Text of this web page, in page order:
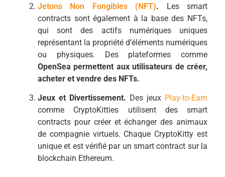
Jetons Non Fongibles (NFT). Les smart
contracts sont également à la base des NFTs,
qui sont des actifs numériques uniques
représentant la propriété d’éléments numériques
ou physiques. Des plateformes comme
OpenSea permettent aux utilisateurs de créer,
acheter et vendre des NFTs.
Jeux et Divertissement. Des jeux Play-to-Earn
comme CryptoKitties utilisent des smart
contracts pour créer et échanger des animaux
de compagnie virtuels. Chaque CryptoKitty est
unique et est vérifié par un smart contract sur la
blockchain Ethereum.